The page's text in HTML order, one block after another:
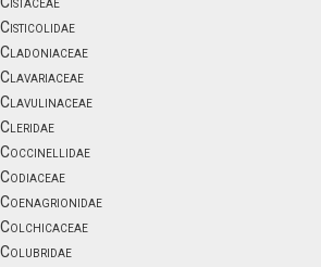
Cisticolidae
Cladoniaceae
Clavariaceae
Clavulinaceae
Cleridae
Coccinellidae
Codiaceae
Coenagrionidae
Colchicaceae
Colubridae